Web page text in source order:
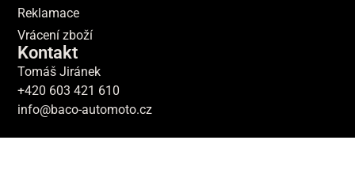
Reklamace
Vrácení zboží
Kontakt
Tomáš Jiránek
+420 603 421 610
info@baco-automoto.cz